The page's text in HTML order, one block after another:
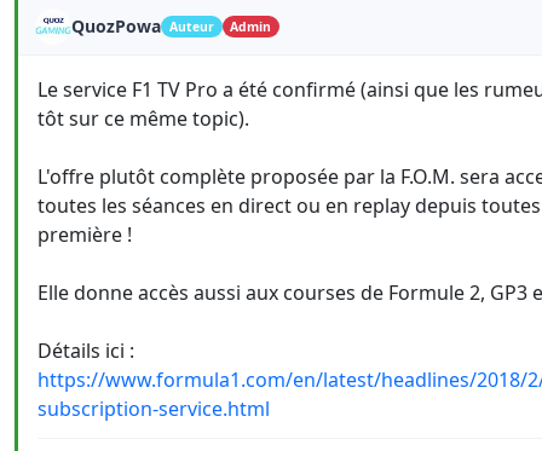
QuozPowa Auteur Admin
Le service F1 TV Pro a été confirmé (ainsi que les
tôt sur ce même topic).
L'offre plutôt complète proposée par la F.O.M. sera
toutes les séances en direct ou en replay depuis
première !
Elle donne accès aussi aux courses de Formule 2, GP3
Détails ici :
https://www.formula1.com/en/latest/headlines/2018/
subscription-service.html